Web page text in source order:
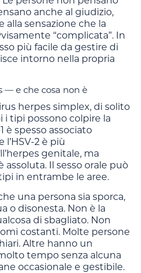
anche al giudizio,
alla sensazione che la
“complicata”. In
più facile da gestire di
intorno nella propria
— e che cosa non è
herpes simplex, di solito
i tipi possono colpire la
è spesso associato
l’HSV-2 è più
genitale, ma
Il sesso orale può
in entrambe le aree.
una persona sia sporca,
o disonesta. Non è la
di sbagliato. Non
costanti. Molte persone
Altre hanno un
tempo senza alcuna
occasionale e gestibile.